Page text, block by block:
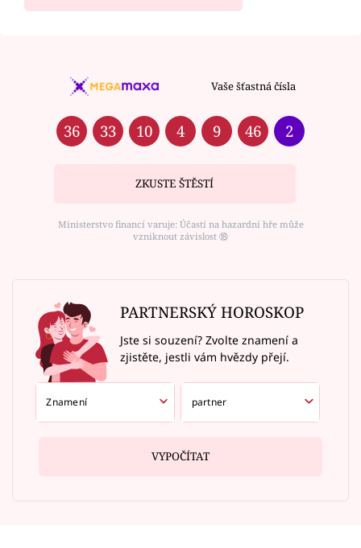
Vaše šťastná čísla
36 33 10 4 9 46 2
ZKUSTE ŠTĚSTÍ
Ministerstvo financí varuje: Účastí na hazardní hře může
vzniknout závislost ⑱
PARTNERSKÝ HOROSKOP
Jste si souzení? Zvolte znamení a
zjistěte, jestli vám hvězdy přejí.
VYPOČÍTAT